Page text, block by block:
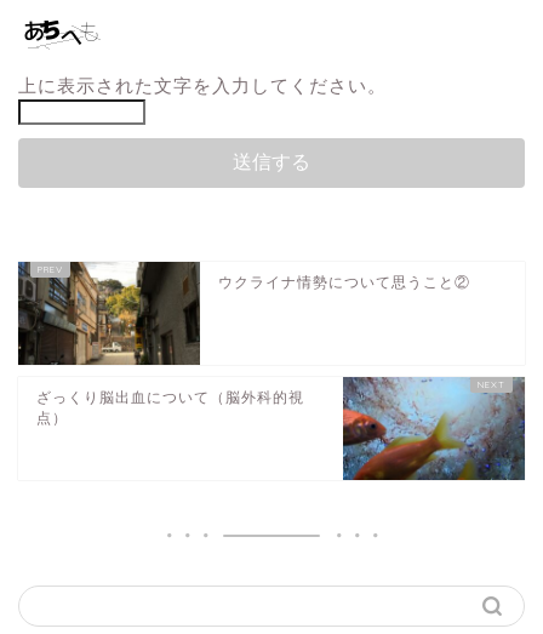
上に表示された文字を入力してください。
ウクライナ情勢について思うこと②
ざっくり脳出血について（脳外科的視
点）